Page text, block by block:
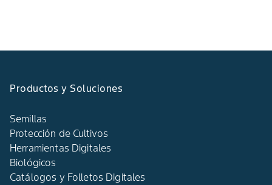
Productos y Soluciones
Semillas
Protección de Cultivos
Herramientas Digitales
Biológicos
Catálogos y Folletos Digitales